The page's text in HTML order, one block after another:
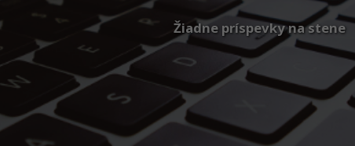
Žiadne príspevky na stene